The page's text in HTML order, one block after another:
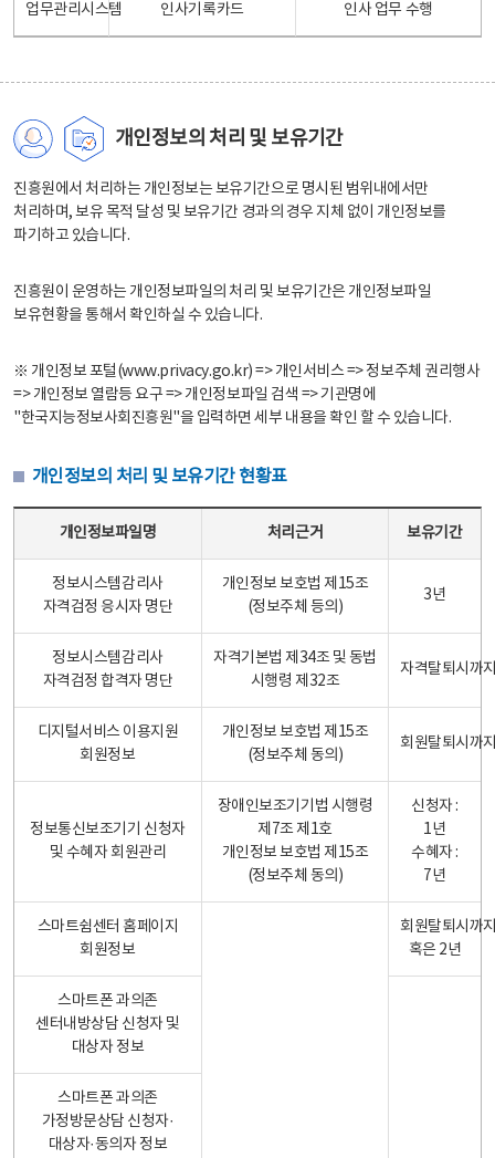
업무관리시스템 인사기록카드 인사 업무 수행
개인정보의 처리 및 보유기간
진흥원에서 처리하는 개인정보는 보유기간으로 명시된 범위내에서만
처리하며, 보유 목적 달성 및 보유기간 경과의 경우 지체 없이 개인정보를
파기하고 있습니다.
진흥원이 운영하는 개인정보파일의 처리 및 보유기간은 개인정보파일
보유현황을 통해서 확인하실 수 있습니다.
※ 개인정보 포털(www.privacy.go.kr) => 개인서비스 => 정보주체 권리행사
=> 개인정보 열람등 요구 => 개인정보파일 검색 => 기관명에
"한국지능정보사회진흥원"을 입력하면 세부 내용을 확인 할 수 있습니다.
개인정보의 처리 및 보유기간 현황표
개인정보파일명 처리근거 보유기간
정보시스템감리사
자격검정 응시자 명단
개인정보 보호법 제15조
(정보주체 등의)
3년
정보시스템감리사
자격검정 합격자 명단
자격기본법 제34조 및 동법
시행령 제32조
자격탈퇴시까
디지털서비스 이용지원
회원정보
개인정보 보호법 제15조
(정보주체 동의)
회원탈퇴시까
정보통신보조기기 신청자
및 수혜자 회원관리
장애인보조기기법 시행령
제7조 제1호
개인정보 보호법 제15조
(정보주체 동의)
신청자 :
1년
수혜자 :
7년
스마트쉼센터 홈페이지
회원정보
회원탈퇴시까
혹은 2년
스마트폰 과의존
센터내방상담 신청자 및
대상자 정보
스마트폰 과의존
가정방문상담 신청자·
대상자·동의자 정보